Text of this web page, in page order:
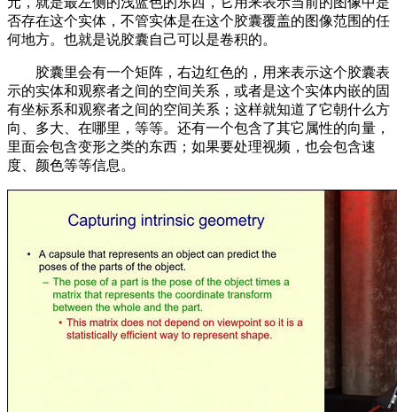
否存在这个实体，不管实体是在这个胶囊覆盖的图像范围的任
何地方。也就是说胶囊自己可以是卷积的。
胶囊里会有一个矩阵，右边红色的，用来表示这个胶囊表
示的实体和观察者之间的空间关系，或者是这个实体内嵌的固
有坐标系和观察者之间的空间关系；这样就知道了它朝什么方
向、多大、在哪里，等等。还有一个包含了其它属性的向量，
里面会包含变形之类的东西；如果要处理视频，也会包含速
度、颜色等等信息。